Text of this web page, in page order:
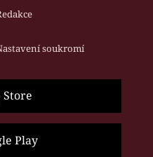
soukromí
Store
Play